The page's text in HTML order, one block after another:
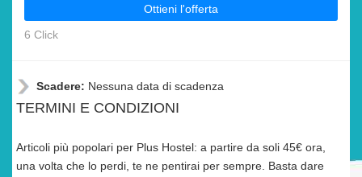
Ottieni l'offerta
6 Click
Scadere: Nessuna data di scadenza
TERMINI E CONDIZIONI
Articoli più popolari per Plus Hostel: a partire da soli 45€ ora,
una volta che lo perdi, te ne pentirai per sempre. Basta dare